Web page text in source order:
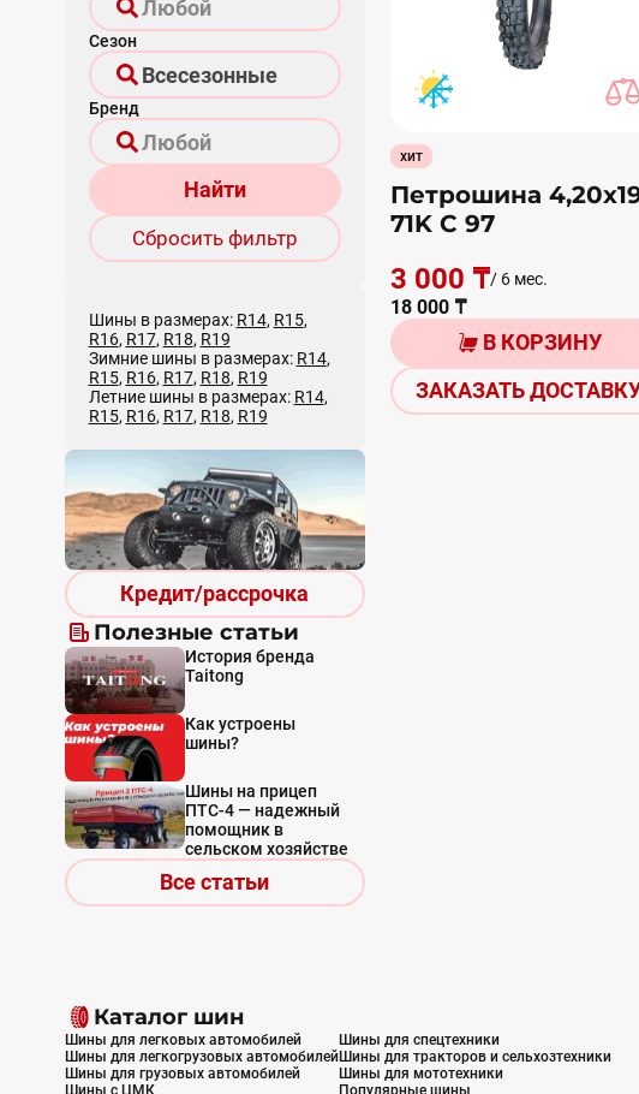
Сезон
Бренд
Найти
Сбросить фильтр
Шины в размерах: R14, R15,
R16, R17, R18, R19
Зимние шины в размерах: R14,
R15, R16, R17, R18, R19
Летние шины в размерах: R14,
R15, R16, R17, R18, R19
Кредит/рассрочка
Полезные статьи
История бренда
Taitong
Как устроены
шины?
Шины на прицеп
ПТС-4 — надежный
помощник в
сельском хозяйстве
Все статьи
хит
Петрошина
71K С 97
3 000 ₸/ 6 мес.
18 000 ₸
В КОРЗИНУ
ЗАКАЗАТЬ
Каталог шин
Шины для легковых автомобилей
Шины для легкогрузовых автомобилей
Шины для грузовых автомобилей
Шины с ЦМК
Шины для спецтехники
Шины для тракторов и сельхозтехники
Шины для мототехники
Популярные шины